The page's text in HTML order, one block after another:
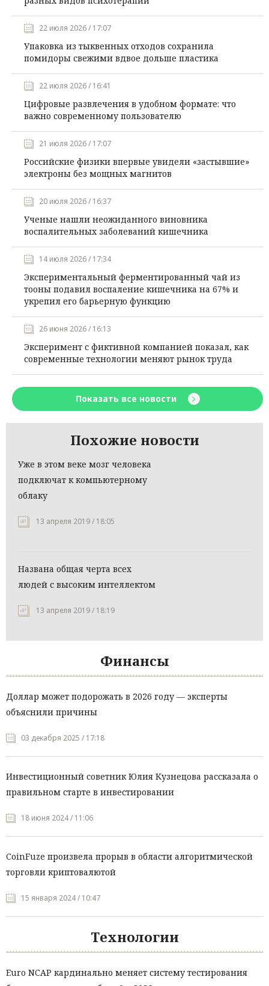
22 июля 2026 / 17:07
Упаковка из тыквенных отходов сохранила
помидоры свежими вдвое дольше пластика
22 июля 2026 / 16:41
Цифровые развлечения в удобном формате: что
важно современному пользователю
21 июля 2026 / 17:07
Российские физики впервые увидели «застывшие»
электроны без мощных магнитов
20 июля 2026 / 16:37
Ученые нашли неожиданного виновника
воспалительных заболеваний кишечника
14 июля 2026 / 17:34
Экспериментальный ферментированный чай из
тооны подавил воспаление кишечника на 67% и
укрепил его барьерную функцию
26 июня 2026 / 16:13
Эксперимент с фиктивной компанией показал, как
современные технологии меняют рынок труда
Показать все новости
Похожие новости
Уже в этом веке мозг человека
подключат к компьютерному
облаку
13 апреля 2019 / 18:05
Названа общая черта всех
людей с высоким интеллектом
13 апреля 2019 / 18:19
Финансы
Доллар может подорожать в 2026 году — эксперты
объяснили причины
03 декабря 2025 / 17:18
Инвестиционный советник Юлия Кузнецова рассказала о
правильном старте в инвестировании
18 июня 2024 / 11:06
CoinFuze произвела прорыв в области алгоритмической
торговли криптовалютой
15 января 2024 / 10:47
Технологии
Euro NCAP кардинально меняет систему тестирования